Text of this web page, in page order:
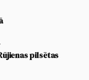
pilsētas